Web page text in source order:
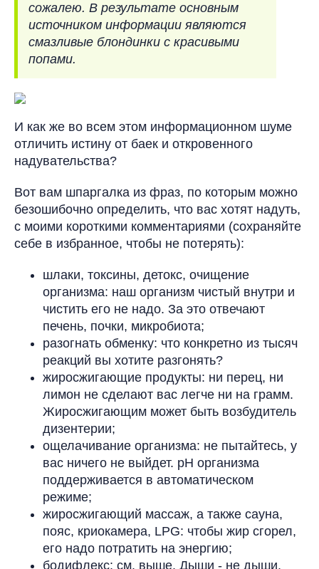
сожалею. В результате основным
источником информации являются
смазливые блондинки с красивыми
попами.
И как же во всем этом информационном шуме
отличить истину от баек и откровенного
надувательства?
Вот вам шпаргалка из фраз, по которым можно
безошибочно определить, что вас хотят надуть,
с моими короткими комментариями (сохраняйте
себе в избранное, чтобы не потерять):
шлаки, токсины, детокс, очищение
организма: наш организм чистый внутри и
чистить его не надо. За это отвечают
печень, почки, микробиота;
разогнать обменку: что конкретно из тысяч
реакций вы хотите разгонять?
жиросжигающие продукты: ни перец, ни
лимон не сделают вас легче ни на грамм.
Жиросжигающим может быть возбудитель
дизентерии;
ощелачивание организма: не пытайтесь, у
вас ничего не выйдет. pH организма
поддерживается в автоматическом
режиме;
жиросжигающий массаж, а также сауна,
пояс, криокамера, LPG: чтобы жир сгорел,
его надо потратить на энергию;
бодифлекс: см. выше. Дыши - не дыши,